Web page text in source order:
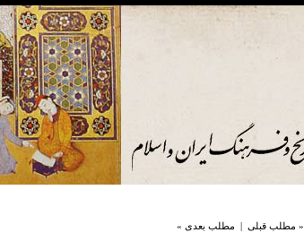
« مطلب قبلی | مطلب بعدی »